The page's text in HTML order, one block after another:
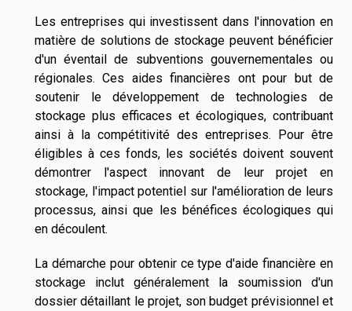
Les entreprises qui investissent dans l'innovation en
matière de solutions de stockage peuvent bénéficier
d'un éventail de subventions gouvernementales ou
régionales. Ces aides financières ont pour but de
soutenir le développement de technologies de
stockage plus efficaces et écologiques, contribuant
ainsi à la compétitivité des entreprises. Pour être
éligibles à ces fonds, les sociétés doivent souvent
démontrer l'aspect innovant de leur projet en
stockage, l'impact potentiel sur l'amélioration de leurs
processus, ainsi que les bénéfices écologiques qui
en découlent.
La démarche pour obtenir ce type d'aide financière en
stockage inclut généralement la soumission d'un
dossier détaillant le projet, son budget prévisionnel et